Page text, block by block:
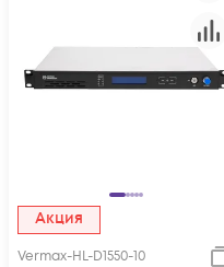
Акция
Vermax-HL-D1550-10